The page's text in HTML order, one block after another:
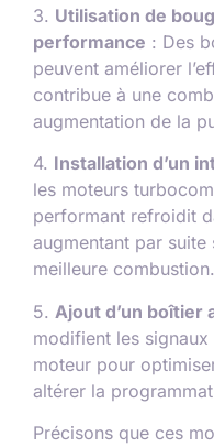
3. Utilisation de
performance : Des
peuvent améliorer
contribue à une
augmentation de la
4. Installation d’un
les moteurs
performant refroidit
augmentant par
meilleure combustion.
5. Ajout d’un boîtier
modifient les
moteur pour
altérer la
Précisons que ces